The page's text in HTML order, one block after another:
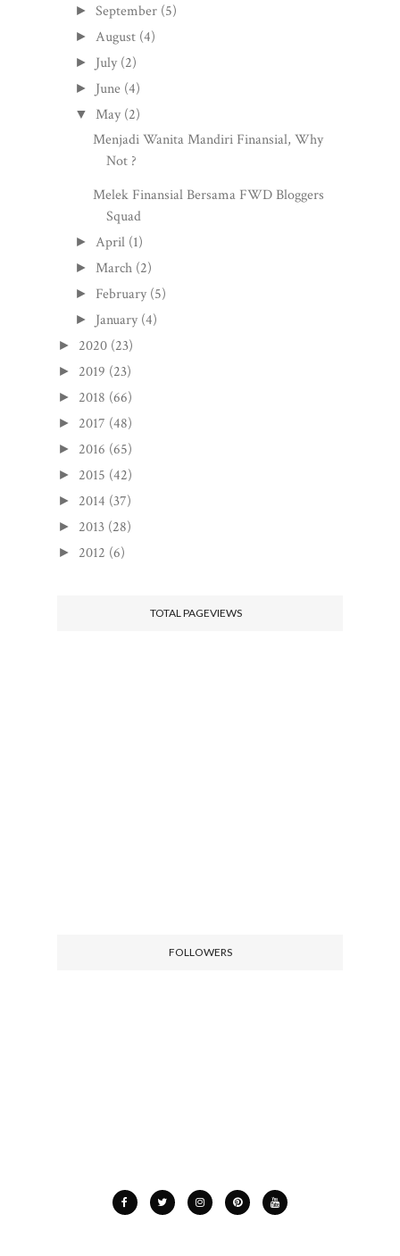
►September (5)
► August (4)
► July (2)
► June (4)
▼ May (2)
Menjadi Wanita Mandiri Finansial, Why
Not ?
Melek Finansial Bersama FWD Bloggers
Squad
► April (1)
► March (2)
► February (5)
► January (4)
► 2020 (23)
► 2019 (23)
► 2018 (66)
► 2017 (48)
► 2016 (65)
► 2015 (42)
► 2014 (37)
► 2013 (28)
► 2012 (6)
TOTAL PAGEVIEWS
FOLLOWERS